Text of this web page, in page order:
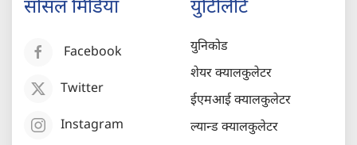
सोसल मिडिया
Facebook
Twitter
Instagram
युटिलिटि
युनिकोड
शेयर क्यालकुलेटर
ईएमआई क्यालकुलेटर
ल्यान्ड क्यालकुलेटर